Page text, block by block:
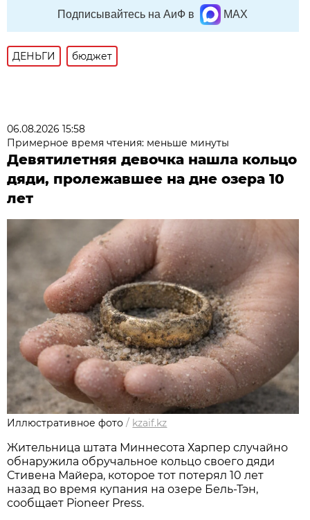
Подписывайтесь на АиФ в MAX
ДЕНЬГИ бюджет
06.08.2026 15:58
Примерное время чтения: меньше минуты
Девятилетняя девочка нашла кольцо
дяди, пролежавшее на дне озера 10
лет
Иллюстративное фото / kzaif.kz
Жительница штата Миннесота Харпер случайно
обнаружила обручальное кольцо своего дяди
Стивена Майера, которое тот потерял 10 лет
назад во время купания на озере Бель-Тэн,
сообщает Pioneer Press.